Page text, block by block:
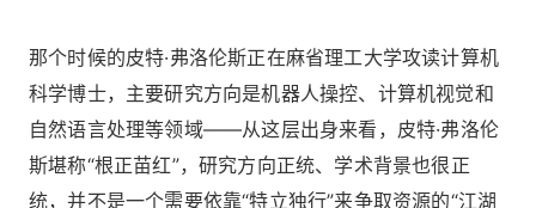
那个时候的皮特·弗洛伦斯正在麻省理工大学攻读计算机
科学博士，主要研究方向是机器人操控、计算机视觉和
自然语言处理等领域——从这层出身来看，皮特·弗洛伦
斯堪称“根正苗红”，研究方向正统、学术背景也很正
统，并不是一个需要依靠“特立独行”来争取资源的“江湖